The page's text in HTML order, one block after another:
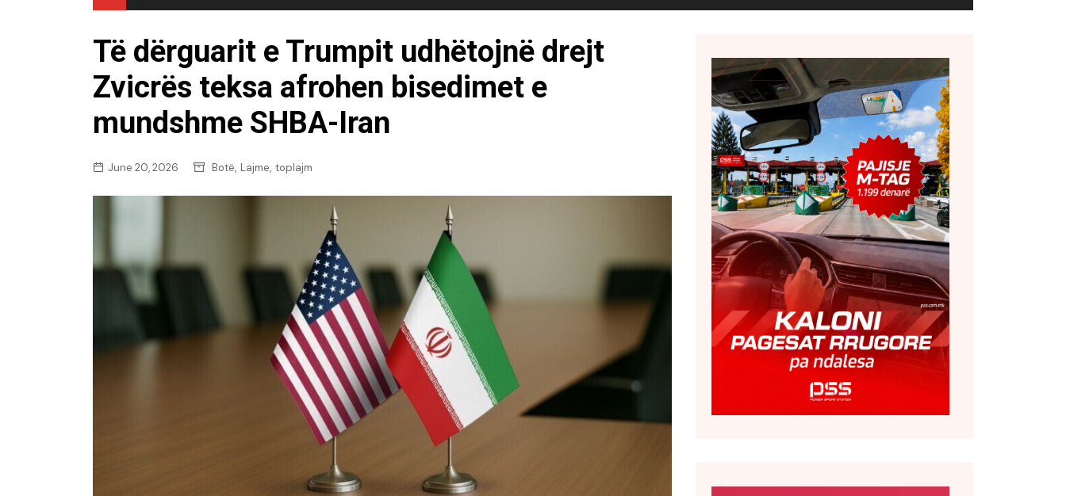
KOSOVË
SHQIPËRI
BOTË
BOTA NE FOKUS
KU E KISHIM FJALEN
PARADITE ME NE
RECETA E DITES
RELAKS
RETRO JAVORE
Të dërguarit e Trumpit udhëtojnë drejt
Zvicrës teksa afrohen bisedimet e
mundshme SHBA-Iran
June 20, 2026 Botë, Lajme, toplajm